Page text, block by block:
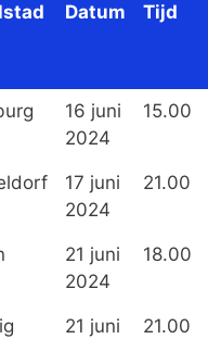
Datum Tijd
16 juni
2024
15.00
17 juni
2024
21.00
21 juni
2024
18.00
21 juni
21.00